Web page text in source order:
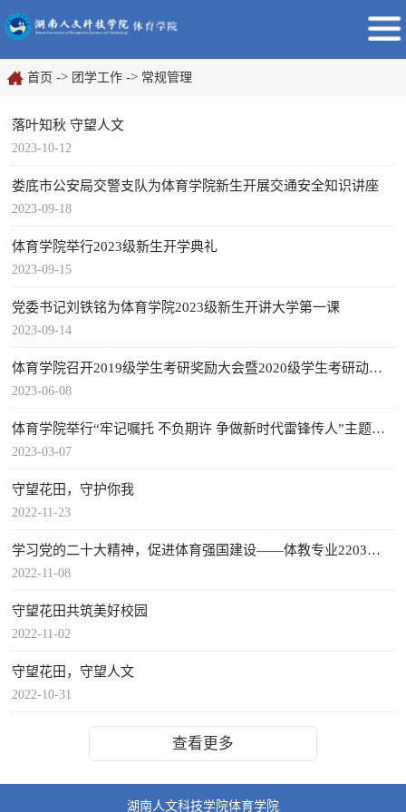
首页 -> 团学工作 -> 常规管理
落叶知秋 守望人文
2023-10-12
娄底市公安局交警支队为体育学院新生开展交通安全知识讲座
2023-09-18
体育学院举行2023级新生开学典礼
2023-09-15
党委书记刘铁铭为体育学院2023级新生开讲大学第一课
2023-09-14
体育学院召开2019级学生考研奖励大会暨2020级学生考研动员大会
2023-06-08
体育学院举行“牢记嘱托 不负期许 争做新时代雷锋传人”主题升旗仪式
2023-03-07
守望花田，守护你我
2022-11-23
学习党的二十大精神，促进体育强国建设——体教专业2203班召开主题班会
2022-11-08
守望花田共筑美好校园
2022-11-02
守望花田，守望人文
2022-10-31
查看更多
湖南人文科技学院体育学院